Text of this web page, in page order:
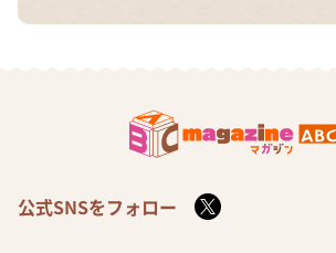
公式SNSをフォロー